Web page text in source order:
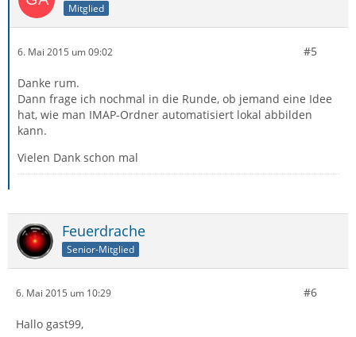
Mitglied
6. Mai 2015 um 09:02 #5
Danke rum.
Dann frage ich nochmal in die Runde, ob jemand eine Idee
hat, wie man IMAP-Ordner automatisiert lokal abbilden
kann.
Vielen Dank schon mal
Feuerdrache
Senior-Mitglied
6. Mai 2015 um 10:29 #6
Hallo gast99,